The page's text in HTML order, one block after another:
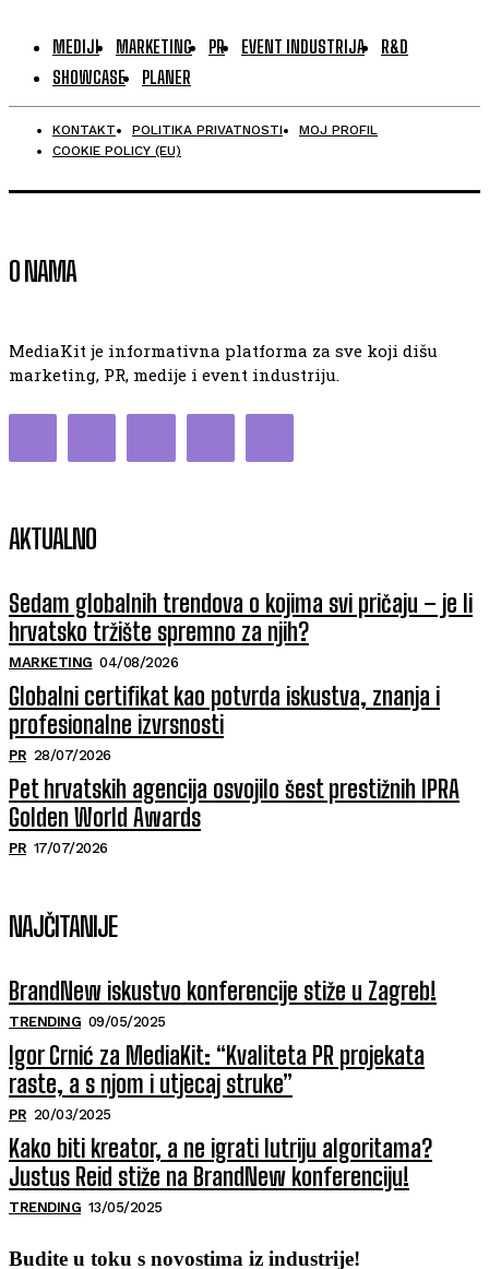
MEDIJI MARKETING PR EVENT INDUSTRIJA
R&D
SHOWCASE
PLANER
KONTAKT POLITIKA PRIVATNOSTI
MOJ PROFIL
COOKIE POLICY (EU)
O NAMA
MediaKit je informativna platforma za sve koji dišu
marketing, PR, medije i event industriju.
AKTUALNO
Sedam globalnih trendova o kojima svi pričaju – je li
hrvatsko tržište spremno za njih?
MARKETING 04/08/2026
Globalni certifikat kao potvrda iskustva, znanja i
profesionalne izvrsnosti
PR 28/07/2026
Pet hrvatskih agencija osvojilo šest prestižnih IPRA
Golden World Awards
PR 17/07/2026
NAJČITANIJE
BrandNew iskustvo konferencije stiže u Zagreb!
TRENDING 09/05/2025
Igor Crnić za MediaKit: “Kvaliteta PR projekata
raste, a s njom i utjecaj struke”
PR 20/03/2025
Kako biti kreator, a ne igrati lutriju algoritama?
Justus Reid stiže na BrandNew konferenciju!
TRENDING 13/05/2025
Budite u toku s novostima iz industrije!